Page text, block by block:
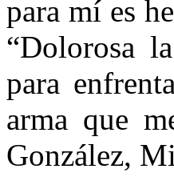
para mí es
“Dolorosa
para
arma que
González,